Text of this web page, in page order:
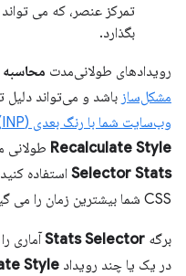
تمرکز عنصر، که می تواند
بگذارد.
رویدادهای طولانی‌مدت
مشکل‌ساز باشد و می‌تواند دلیل
وب‌سایت شما با رنگ بعدی (INP)
Recalculate Style طولانی
Selector Stats استفاده
CSS شما بیشترین زمان را می گیرد و عملکرد را کاهش می دهد.
برگه Stats Selector
در یک یا چند رویداد Style